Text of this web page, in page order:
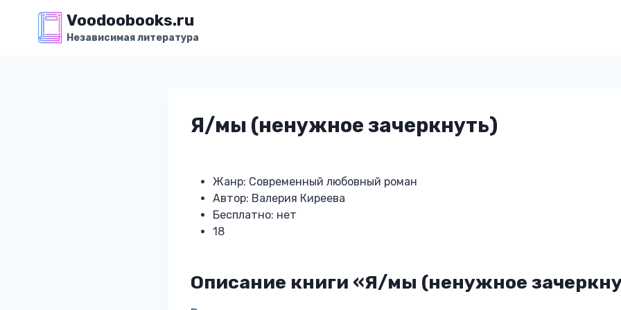
содержимому
Voodoobooks.ru
Независимая литература
Я/мы (ненужное зачеркнуть)
Жанр: Современный любовный роман
Автор: Валерия Киреева
Бесплатно: нет
18
Описание книги «Я/мы (ненужное